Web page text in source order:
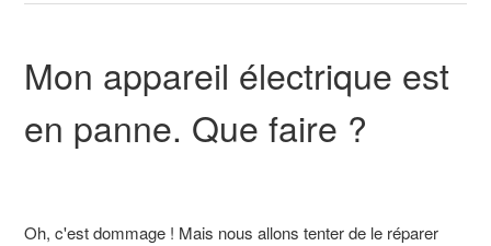
Mon appareil électrique est
en panne. Que faire ?
Oh, c'est dommage ! Mais nous allons tenter de le réparer